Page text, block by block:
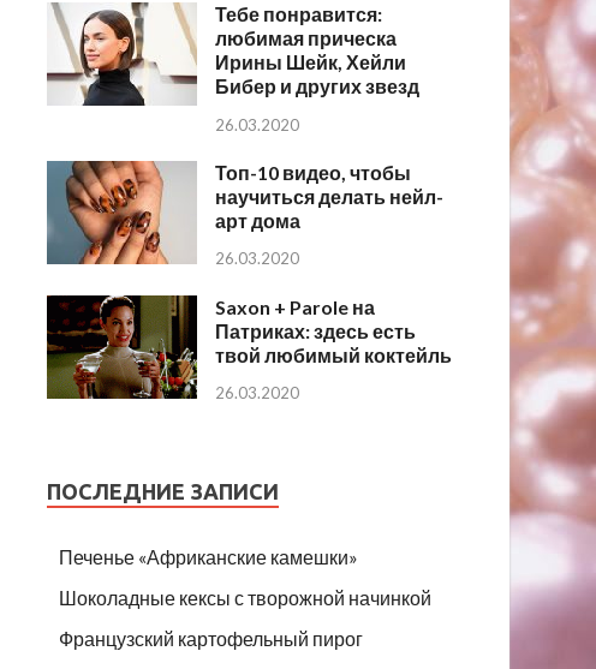
Тебе понравится:
любимая прическа
Ирины Шейк, Хейли
Бибер и других звезд
26.03.2020
Топ-10 видео, чтобы
научиться делать нейл-
арт дома
26.03.2020
Saxon + Parole на
Патриках: здесь есть
твой любимый коктейль
26.03.2020
ПОСЛЕДНИЕ ЗАПИСИ
Печенье «Африканские камешки»
Шоколадные кексы с творожной начинкой
Французский картофельный пирог